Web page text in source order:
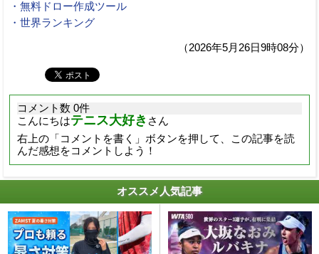
・無料ドロー作成ツール
・世界ランキング
（2026年5月26日9時08分）
コメント数 0件
こんにちはテニス大好き さん
右上の「コメントを書く」ボタンを押して、この記事を読
んだ感想をコメントしよう！
オススメ人気記事